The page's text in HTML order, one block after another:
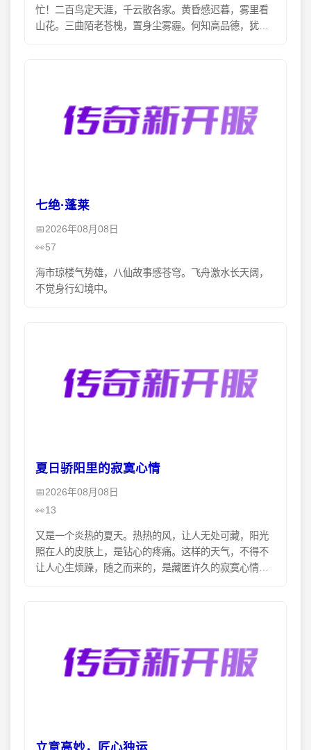
忙！二百鸟定天涯，千云散各家。黄昏感迟暮，雾里看
山花。三曲陌老苍槐，置身尘雾霾。何知高品德，犹把
七绝·蓬莱
2026年08月08日
57
海市琼楼气势雄，八仙故事感苍穹。飞舟激水长天阔，
不觉身行幻境中。
夏日骄阳里的寂寞心情
2026年08月08日
13
又是一个炎热的夏天。热热的风，让人无处可藏，阳光
照在人的皮肤上，是钻心的疼痛。这样的天气，不得不
让人心生烦躁，随之而来的，是藏匿许久的寂寞心情。
立意高妙，匠心独运